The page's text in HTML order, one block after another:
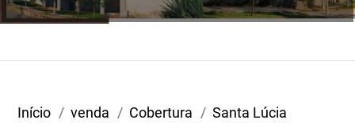
Início venda Cobertura Santa Lúcia